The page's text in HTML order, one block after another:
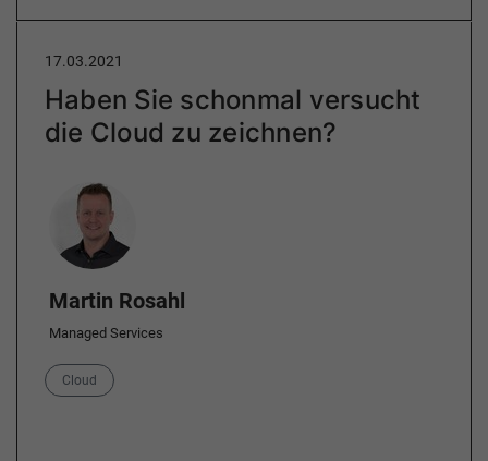
17.03.2021
Haben Sie schonmal versucht
die Cloud zu zeichnen?
Author
Martin Rosahl
Managed Services
Category
Cloud